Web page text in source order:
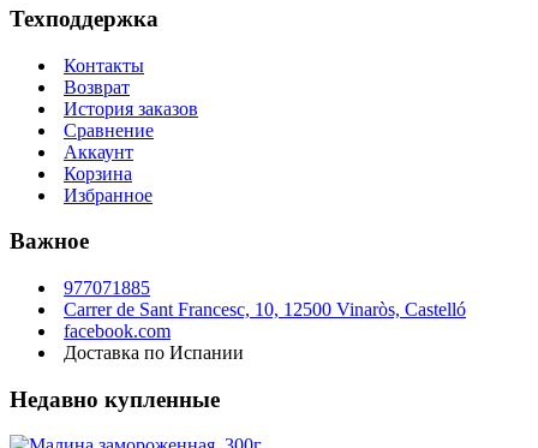
Техподдержка
Контакты
Возврат
История заказов
Сравнение
Аккаунт
Корзина
Избранное
Важное
977071885
Carrer de Sant Francesc, 10, 12500 Vinaròs, Castelló
facebook.com
Доставка по Испании
Недавно купленные